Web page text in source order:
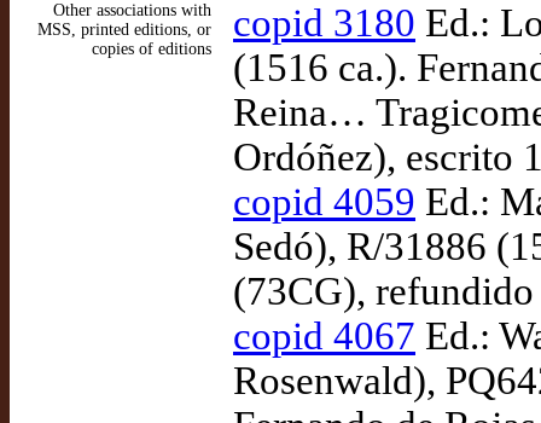
Other associations with
MSS, printed editions, or
copies of editions
copid 3180 Ed.:
(1516 ca.).
Reina…
Ordóñez), escrito
copid 4059 Ed.:
Sedó), R/31886
(73CG),
copid 4067 Ed.:
Rosenwald),